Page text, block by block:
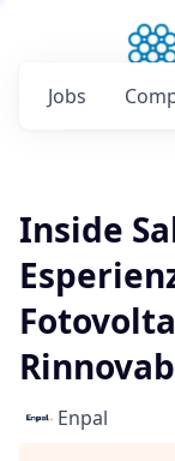
Jobs
Inside
Enpal